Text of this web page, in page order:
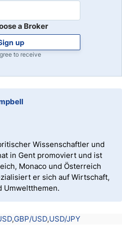
a Broker
up
to receive
Wissenschaftler und
in Gent promoviert und ist
Monaco und Österreich
er sich auf Wirtschaft,
Umweltthemen.
GBP/USD USD/JPY